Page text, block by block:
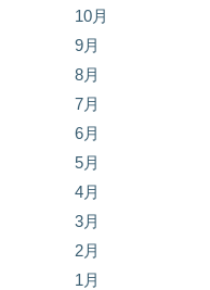
10月
9月
8月
7月
6月
5月
4月
3月
2月
1月